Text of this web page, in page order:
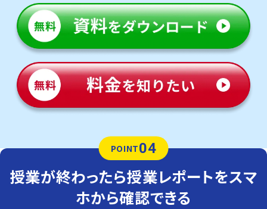
POINT04
授業が終わったら授業レポートをスマ
ホから確認できる